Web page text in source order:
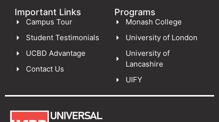
Important Links
Campus Tour
Student Testimonials
UCBD Advantage
Contact Us
Programs
Monash College
University of London
University of
Lancashire
UIFY